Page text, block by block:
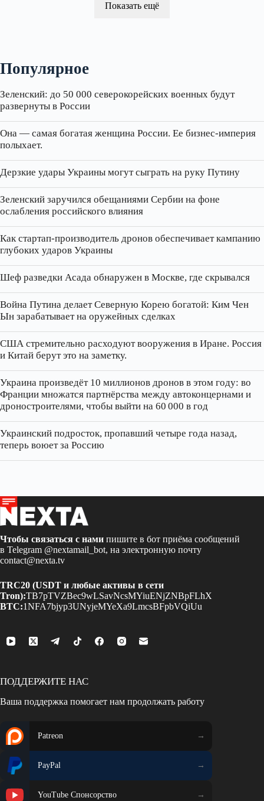
Показать ещё
Популярное
Зеленский: до 50 000 северокорейских военных будут
развернуты в России
Она — самая богатая женщина России. Ее бизнес‑империя
полыхает.
Дерзкие удары Украины могут сыграть на руку Путину
Зеленский заручился обещаниями Сербии на фоне
ослабления российского влияния
Как стартап‑производитель дронов обеспечивает кампанию
глубоких ударов Украины
Шеф разведки Асада обнаружен в Москве, где скрывался
Война Путина делает Северную Корею богатой: Ким Чен
Ын зарабатывает на оружейных сделках
США стремительно расходуют вооружения в Иране. Россия
и Китай берут это на заметку.
Украина произведёт 10 миллионов дронов в этом году: во
Франции множатся партнёрства между автоконцернами и
дроностроителями, чтобы выйти на 60 000 в год
Украинский подросток, пропавший четыре года назад,
теперь воюет за Россию
Чтобы связаться с нами пишите в бот приёма сообщений
в Telegram @nextamail_bot, на электронную почту
contact@nexta.tv
TRC20 (USDT и любые активы в сети
Tron):TB7pTVZBec9wLSavNcsMYiuENjZNBpFLhX
BTC:1NFA7bjyp3UNyjeMYeXa9LmcsBFpbVQiUu
ПОДДЕРЖИТЕ НАС
Ваша поддержка помогает нам продолжать работу
Patreon
PayPal
YouTube Спонсорство